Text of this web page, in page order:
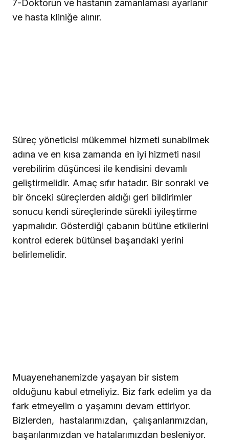
7-Doktorun ve hastanın zamanlaması ayarlanır
ve hasta kliniğe alınır.
Süreç yöneticisi mükemmel hizmeti sunabilmek
adına ve en kısa zamanda en iyi hizmeti nasıl
verebilirim düşüncesi ile kendisini devamlı
geliştirmelidir. Amaç sıfır hatadır. Bir sonraki ve
bir önceki süreçlerden aldığı geri bildirimler
sonucu kendi süreçlerinde sürekli iyileştirme
yapmalıdır. Gösterdiği çabanın bütüne etkilerini
kontrol ederek bütünsel başarıdaki yerini
belirlemelidir.
Muayenehanemizde yaşayan bir sistem
olduğunu kabul etmeliyiz. Biz fark edelim ya da
fark etmeyelim o yaşamını devam ettiriyor.
Bizlerden, hastalarımızdan, çalışanlarımızdan,
başarılarımızdan ve hatalarımızdan besleniyor.